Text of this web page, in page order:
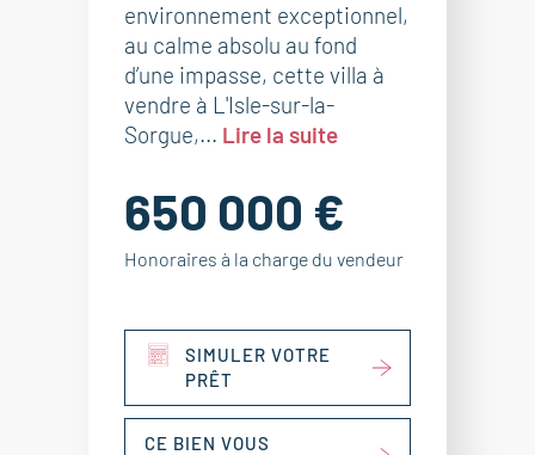
environnement exceptionnel,
au calme absolu au fond
d’une impasse, cette villa à
vendre à L'Isle-sur-la-
Sorgue,... Lire la suite
650 000 €
Honoraires à la charge du vendeur
SIMULER VOTRE
PRÊT
CE BIEN VOUS